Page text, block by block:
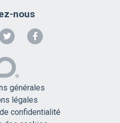
nous
générales
légales
confidentialité